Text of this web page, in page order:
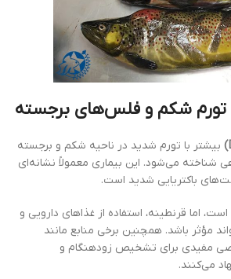
تورم شکم و فلس‌های برجسته
بیشتر با تورم شدید در ناحیه شکم و برجسته
می‌شود. این بیماری معمولاً نشانه‌ای
باکتریایی شدید است.
اما قرنطینه، استفاده از غذاهای دارویی و
مؤثر باشد. همچنین برخی منابع مانند
مفیدی برای تشخیص زودهنگام و
می‌کنند.